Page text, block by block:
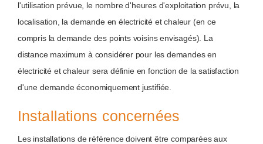
l'utilisation prévue, le nombre d'heures d'exploitation prévu, la
localisation, la demande en électricité et chaleur (en ce
compris la demande des points voisins envisagés). La
distance maximum à considérer pour les demandes en
électricité et chaleur sera définie en fonction de la satisfaction
d'une demande économiquement justifiée.
Installations concernées
Les installations de référence doivent être comparées aux